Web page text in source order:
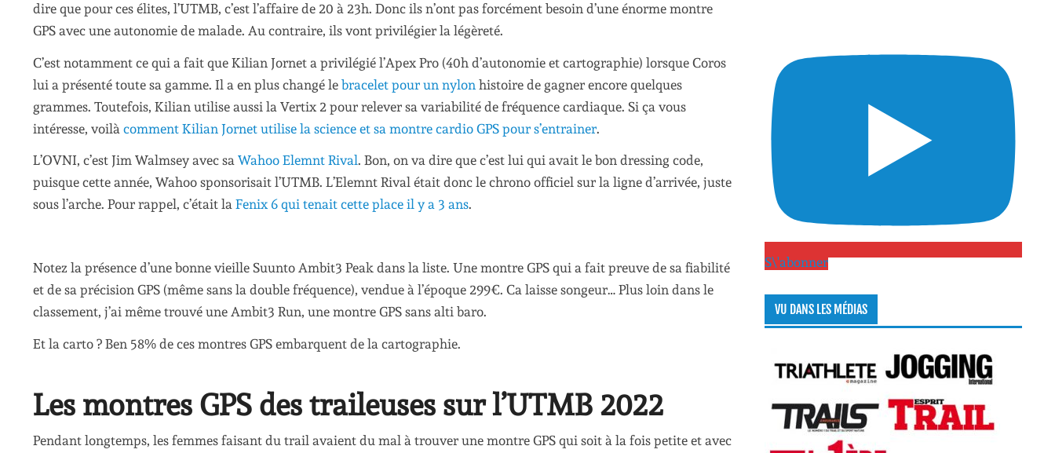
dire que pour ces élites, l’UTMB, c’est l’affaire de 20 à 23h. Donc ils n’ont pas forcément besoin d’une énorme montre
GPS avec une autonomie de malade. Au contraire, ils vont privilégier la légèreté.
C’est notamment ce qui a fait que Kilian Jornet a privilégié l’Apex Pro (40h d’autonomie et cartographie) lorsque Coros
lui a présenté toute sa gamme. Il a en plus changé le bracelet pour un nylon histoire de gagner encore quelques
grammes. Toutefois, Kilian utilise aussi la Vertix 2 pour relever sa variabilité de fréquence cardiaque. Si ça vous
intéresse, voilà comment Kilian Jornet utilise la science et sa montre cardio GPS pour s’entrainer.
L’OVNI, c’est Jim Walmsey avec sa Wahoo Elemnt Rival. Bon, on va dire que c’est lui qui avait le bon dressing code,
puisque cette année, Wahoo sponsorisait l’UTMB. L’Elemnt Rival était donc le chrono officiel sur la ligne d’arrivée, juste
sous l’arche. Pour rappel, c’était la Fenix 6 qui tenait cette place il y a 3 ans.
Notez la présence d’une bonne vieille Suunto Ambit3 Peak dans la liste. Une montre GPS qui a fait preuve de sa fiabilité
et de sa précision GPS (même sans la double fréquence), vendue à l’époque 299€. Ca laisse songeur… Plus loin dans le
classement, j’ai même trouvé une Ambit3 Run, une montre GPS sans alti baro.
Et la carto ? Ben 58% de ces montres GPS embarquent de la cartographie.
Les montres GPS des traileuses sur l’UTMB 2022
Pendant longtemps, les femmes faisant du trail avaient du mal à trouver une montre GPS qui soit à la fois petite et avec
S\'abonner
VU DANS LES MÉDIAS